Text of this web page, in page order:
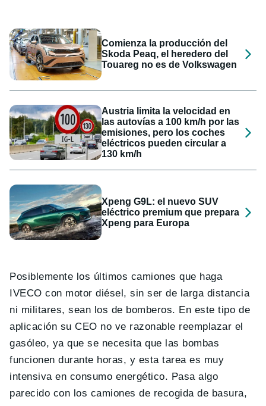
Comienza la producción del
Skoda Peaq, el heredero del
Touareg no es de Volkswagen
Austria limita la velocidad en
las autovías a 100 km/h por las
emisiones, pero los coches
eléctricos pueden circular a
130 km/h
Xpeng G9L: el nuevo SUV
eléctrico premium que prepara
Xpeng para Europa
Posiblemente los últimos camiones que haga
IVECO con motor diésel, sin ser de larga distancia
ni militares, sean los de bomberos. En este tipo de
aplicación su CEO no ve razonable reemplazar el
gasóleo, ya que se necesita que las bombas
funcionen durante horas, y esta tarea es muy
intensiva en consumo energético. Pasa algo
parecido con los camiones de recogida de basura,